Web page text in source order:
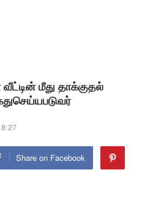
மீது தாக்குதல்
Share on Facebook